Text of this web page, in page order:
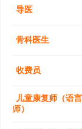
导医
骨科医生
收费员
儿童康复师（语
师）